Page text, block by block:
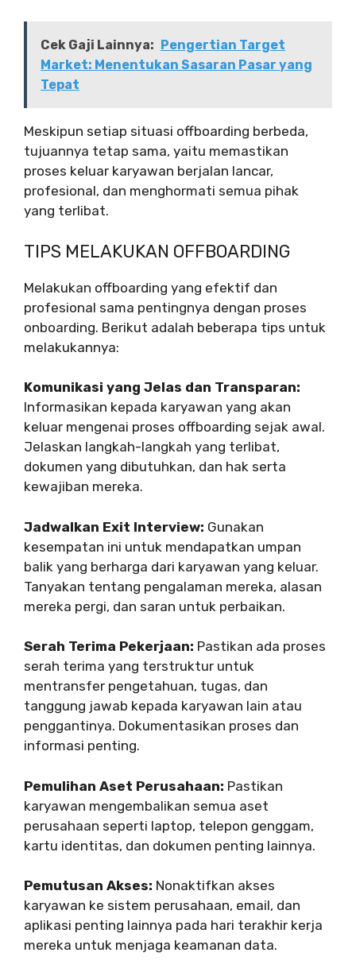
Cek Gaji Lainnya:
Pengertian Target
Market: Menentukan Sasaran Pasar yang
Tepat
Meskipun setiap situasi offboarding berbeda,
tujuannya tetap sama, yaitu memastikan
proses keluar karyawan berjalan lancar,
profesional, dan menghormati semua pihak
yang terlibat.
TIPS MELAKUKAN OFFBOARDING
Melakukan offboarding yang efektif dan
profesional sama pentingnya dengan proses
onboarding. Berikut adalah beberapa tips untuk
melakukannya:
Komunikasi yang Jelas dan Transparan:
Informasikan kepada karyawan yang akan
keluar mengenai proses offboarding sejak awal.
Jelaskan langkah-langkah yang terlibat,
dokumen yang dibutuhkan, dan hak serta
kewajiban mereka.
Jadwalkan Exit Interview: Gunakan
kesempatan ini untuk mendapatkan umpan
balik yang berharga dari karyawan yang keluar.
Tanyakan tentang pengalaman mereka, alasan
mereka pergi, dan saran untuk perbaikan.
Serah Terima Pekerjaan: Pastikan ada proses
serah terima yang terstruktur untuk
mentransfer pengetahuan, tugas, dan
tanggung jawab kepada karyawan lain atau
penggantinya. Dokumentasikan proses dan
informasi penting.
Pemulihan Aset Perusahaan: Pastikan
karyawan mengembalikan semua aset
perusahaan seperti laptop, telepon genggam,
kartu identitas, dan dokumen penting lainnya.
Pemutusan Akses: Nonaktifkan akses
karyawan ke sistem perusahaan, email, dan
aplikasi penting lainnya pada hari terakhir kerja
mereka untuk menjaga keamanan data.